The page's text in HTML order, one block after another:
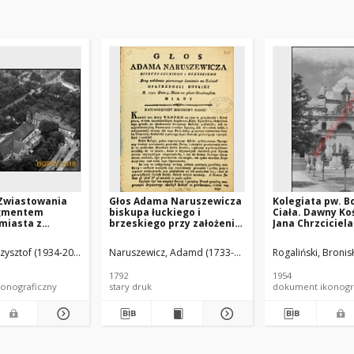
z
lotniczy od
(1934-2014).
Głos Adama Naruszewicza
biskupa łuckiego i
brzeskiego przy założeniu
Kościół Opatrznosci
Boskiey r. 1792 dnia 3 maia
miany
Naruszewicz, Adamd (1733-1796)
1792
stary druk
Kolegiata pw.
Ciała. Dawny
Jana
Fragment.
Rogaliński,
1954
dokument